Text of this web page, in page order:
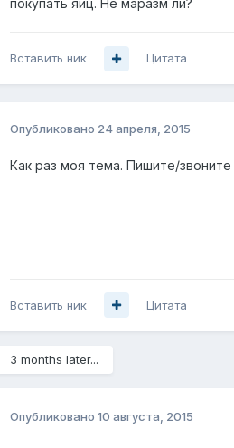
покупать яиц. Не маразм ли?
Вставить ник Цитата
Опубликовано 24 апреля, 2015
Как раз моя тема. Пишите/звоните
Вставить ник Цитата
3 months later...
Опубликовано 10 августа, 2015